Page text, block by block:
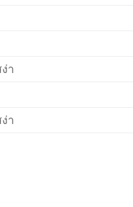
า
า